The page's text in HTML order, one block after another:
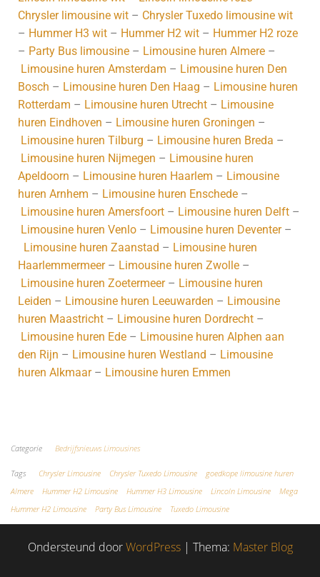
Chrysler limousine wit – Chrysler Tuxedo limousine wit
– Hummer H3 wit – Hummer H2 wit – Hummer H2 roze
– Party Bus limousine – Limousine huren Almere –
Limousine huren Amsterdam – Limousine huren Den
Bosch – Limousine huren Den Haag – Limousine huren
Rotterdam – Limousine huren Utrecht – Limousine
huren Eindhoven – Limousine huren Groningen –
Limousine huren Tilburg – Limousine huren Breda –
Limousine huren Nijmegen – Limousine huren
Apeldoorn – Limousine huren Haarlem – Limousine
huren Arnhem – Limousine huren Enschede –
Limousine huren Amersfoort – Limousine huren Delft –
Limousine huren Venlo – Limousine huren Deventer–
Limousine huren Zaanstad – Limousine huren
Haarlemmermeer– Limousine huren Zwolle –
Limousine huren Zoetermeer– Limousine huren
Leiden – Limousine huren Leeuwarden – Limousine
huren Maastricht – Limousine huren Dordrecht –
Limousine huren Ede – Limousine huren Alphen aan
den Rijn – Limousine huren Westland – Limousine
huren Alkmaar– Limousine huren Emmen
Categorie Bedrijfsnieuws Limousines
Tags Chrysler Limousine Chrysler Tuxedo Limousine
goedkope limousine huren
Almere
Hummer H2 Limousine Hummer H3 Limousine Lincoln Limousine
Mega
Hummer H2 Limousine
Party Bus Limousine Tuxedo Limousine
Ondersteund doorWordPress | Thema: Master Blog